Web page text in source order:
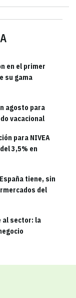
en el primer
su gama
agosto para
vacacional
para NIVEA
3,5% en
tiene, sin
del
al sector: la